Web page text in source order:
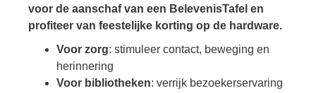
voor de aanschaf van een BelevenisTafel en
profiteer van feestelijke korting op de hardware.
Voor zorg: stimuleer contact, beweging en
herinnering
Voor bibliotheken: verrijk bezoekerservaring